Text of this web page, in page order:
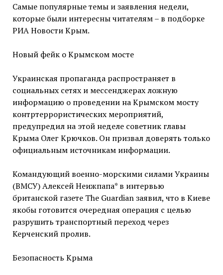
Самые популярные темы и заявления недели,
которые были интересны читателям – в подборке
РИА Новости Крым.
Новый фейк о Крымском мосте
Украинская пропаганда распространяет в
социальных сетях и мессенджерах ложную
информацию о проведении на Крымском мосту
контртеррористических мероприятий,
предупредил на этой неделе советник главы
Крыма Олег Крючков. Он призвал доверять только
официальным источникам информации.
Командующий военно-морскими силами Украины
(ВМСУ) Алексей Неижпапа* в интервью
британской газете The Guardian заявил, что в Киеве
якобы готовится очередная операция с целью
разрушить транспортный переход через
Керченский пролив.
Безопасность Крыма